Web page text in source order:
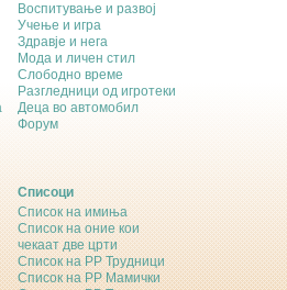
Воспитување и развој
Учење и игра
Здравје и нега
Мода и личен стил
Слободно време
Разгледници од игротеки
Деца во автомобил
Форум
Списоци
Список на имиња
Список на оние кои
чекаат две црти
Список на РР Трудници
Список на РР Мамички